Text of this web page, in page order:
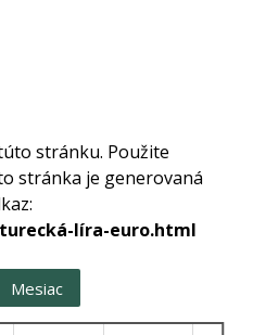
stránku. Použite
stránka je generovaná
líra-euro.html
Mesiac